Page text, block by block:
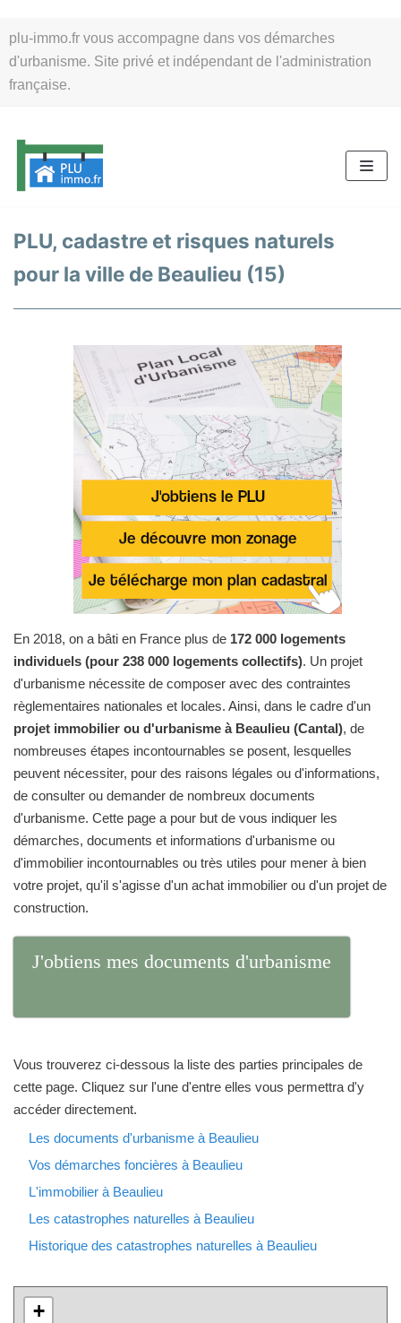
plu-immo.fr vous accompagne dans vos démarches
d'urbanisme. Site privé et indépendant de l'administration
française.
au
contenu
PLU, cadastre et risques naturels
pour la ville de Beaulieu (15)
En 2018, on a bâti en France plus de 172 000 logements
individuels (pour 238 000 logements collectifs). Un projet
d'urbanisme nécessite de composer avec des contraintes
règlementaires nationales et locales. Ainsi, dans le cadre d'un
projet immobilier ou d'urbanisme à Beaulieu (Cantal), de
nombreuses étapes incontournables se posent, lesquelles
peuvent nécessiter, pour des raisons légales ou d'informations,
de consulter ou demander de nombreux documents
d'urbanisme. Cette page a pour but de vous indiquer les
démarches, documents et informations d'urbanisme ou
d'immobilier incontournables ou très utiles pour mener à bien
votre projet, qu'il s'agisse d'un achat immobilier ou d'un projet de
construction.
J'obtiens mes documents d'urbanisme
Vous trouverez ci-dessous la liste des parties principales de
cette page. Cliquez sur l'une d'entre elles vous permettra d'y
accéder directement.
Les documents d'urbanisme à Beaulieu
Vos démarches foncières à Beaulieu
L'immobilier à Beaulieu
Les catastrophes naturelles à Beaulieu
Historique des catastrophes naturelles à Beaulieu
+